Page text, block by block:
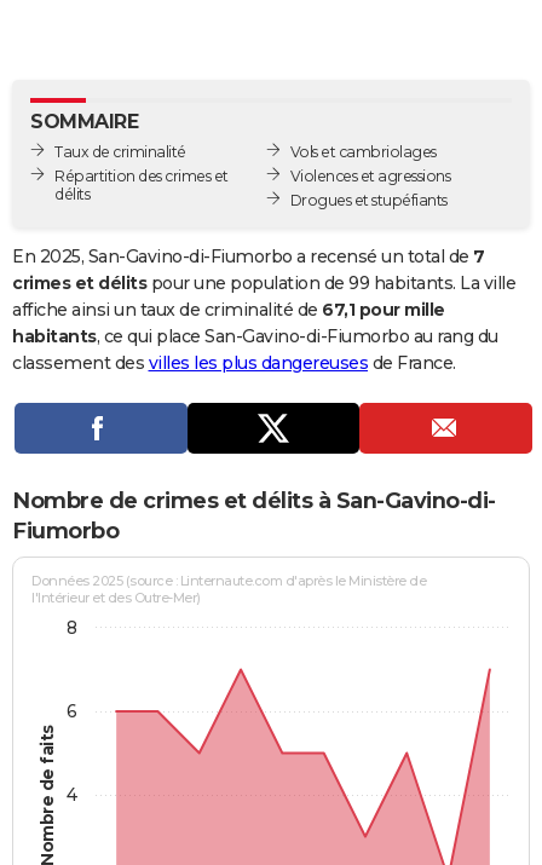
BONS PLANS
CARTE DE VOEUX
Dictionnaire
Biographies
Citations
Expressions
Proverbes
PROGRAMME TV
S'inscrire
Se connecter
Lycées
Collèges
Primaires
Universités
Entreprises
Service militaire
Avis de recherche
AVIS DE DÉCÈS
SOMMAIRE
Taux de criminalité
Répartition des crimes et
délits
Vols et cambriolages
Violences et agressions
Drogues et stupéfiants
En 2025, San-Gavino-di-Fiumorbo a recensé un total de 7
crimes et délitspour une population de 99 habitants. La ville
affiche ainsi un taux de criminalité de 67,1 pour mille
habitants, ce qui place San-Gavino-di-Fiumorbo au rang du
classement des villes les plus dangereuses de France.
Nombre de crimes et délits à San-Gavino-di-
Fiumorbo
Nombre de faits
Données 2025 (source : Linternaute.com d'après le Ministère de
l'Intérieur et des Outre-Mer)
4
6
8